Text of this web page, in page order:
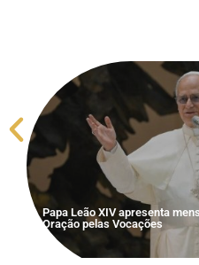
Papa Leão XIV apresenta
Oração pelas Vocações